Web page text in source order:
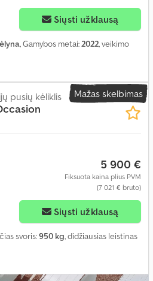
Siųsti užklausą
, Gamybos metai:2022, veikimo
Mažas skelbimas
pusių kėliklis
5 900 €
Fiksuota kaina plius PVM
(7 021 € bruto)
Siųsti užklausą
svoris:950 kg, didžiausias leistinas